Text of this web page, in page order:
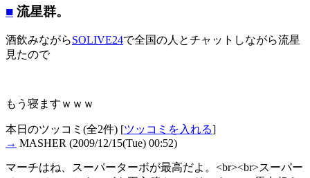
■ 流星群。
酒飲みながらSOLIVE24で全国の人とチャットしながら流星
見たので
もう寝ますｗｗｗ
本日のツッコミ(全2件) [ツッコミを入れる]
→ MASHER (2009/12/15(Tue) 00:52)
マーチはね、スーパーターボが最高だよ。<br><br>スーパー